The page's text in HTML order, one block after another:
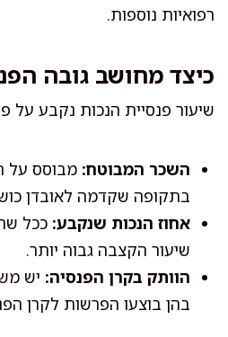
רפואיות נוספות.
כיצד מחושב גובה
שיעור פנסיית הנכות נקבע על
השכר המבוטח: מבוסס על
בתקופה שקדמה לאובדן
אחוז הנכות שנקבע: ככל
שיעור הקצבה גבוה יותר.
הוותק בקרן הפנסיה: יש
בהן בוצעו הפרשות לקרן